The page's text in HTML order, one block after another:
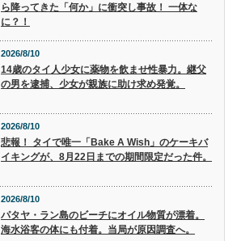
ら降ってきた「何か」に衝突し事故！ 一体な
に？！
2026/8/10
14歳のタイ人少女に薬物を飲ませ性暴力。継父
の男を逮捕、少女が親族に助け求め発覚。
2026/8/10
悲報！ タイで唯一「Bake A Wish」のケーキバ
イキングが、8月22日までの期間限定だった件。
2026/8/10
パタヤ・ラン島のビーチにオイル物質が漂着。
海水浴客の体にも付着。当局が原因調査へ。